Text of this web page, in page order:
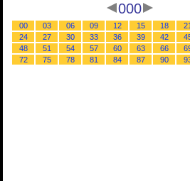
000
00 03 06 09 12 15 18
21
24
27 30 33 36 39 42
48
51 54 57 60 63 66
72
75 78 81 84 87 90